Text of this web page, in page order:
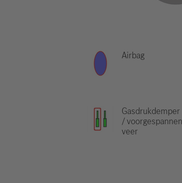
Airbag
Gasdrukdemper
/ voorgespannen
veer